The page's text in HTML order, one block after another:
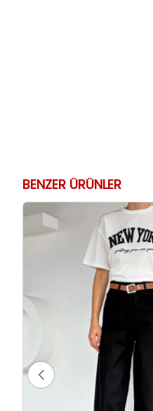
BENZER ÜRÜNLER